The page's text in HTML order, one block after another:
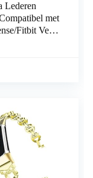
Lederen
met
Fitbit Versa
met Fitbit